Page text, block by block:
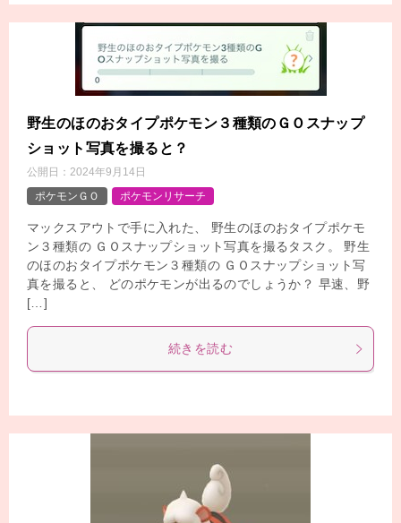
野生のほのおタイプポケモン３種類のＧＯスナップ
ショット写真を撮ると？
公開日： 2024年9月14日
ポケモンＧＯ
ポケモンリサーチ
マックスアウトで手に入れた、 野生のほのおタイプポケモ
ン３種類の ＧＯスナップショット写真を撮るタスク。 野生
のほのおタイプポケモン３種類の ＧＯスナップショット写
真を撮ると、 どのポケモンが出るのでしょうか？ 早速、野
[…]
続きを読む